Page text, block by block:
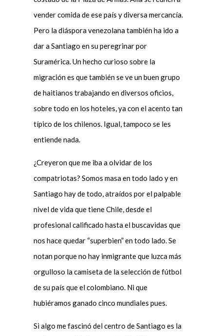
vender comida de ese país y diversa mercancía.
Pero la diáspora venezolana también ha ido a
dar a Santiago en su peregrinar por
Suramérica. Un hecho curioso sobre la
migración es que también se ve un buen grupo
de haitianos trabajando en diversos oficios,
sobre todo en los hoteles, ya con el acento tan
típico de los chilenos. Igual, tampoco se les
entiende nada.
¿Creyeron que me iba a olvidar de los
compatriotas? Somos masa en todo lado y en
Santiago hay de todo, atraídos por el palpable
nivel de vida que tiene Chile, desde el
profesional calificado hasta el buscavidas que
nos hace quedar “superbien” en todo lado. Se
notan porque no hay inmigrante que luzca más
orgulloso la camiseta de la selección de fútbol
de su país que el colombiano. Ni que
hubiéramos ganado cinco mundiales pues.
Si algo me fascinó del centro de Santiago es la